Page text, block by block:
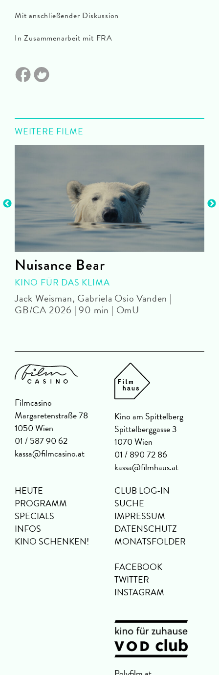
Mit anschließender Diskussion
In Zusammenarbeit mit FRA
WEITERE FILME
Nuisance Bear
KINO FÜR DAS KLIMA
Jack Weisman, Gabriela Osio Vanden |
GB/CA 2026 | 90 min | OmU
Filmcasino
Margaretenstraße 78
1050 Wien
01 / 587 90 62
kassa@filmcasino.at
Kino am Spittelberg
Spittelberggasse 3
1070 Wien
01 / 890 72 86
kassa@filmhaus.at
HEUTE
PROGRAMM
SPECIALS
INFOS
KINO SCHENKEN!
CLUB LOG-IN
SUCHE
IMPRESSUM
DATENSCHUTZ
MONATSFOLDER
FACEBOOK
TWITTER
INSTAGRAM